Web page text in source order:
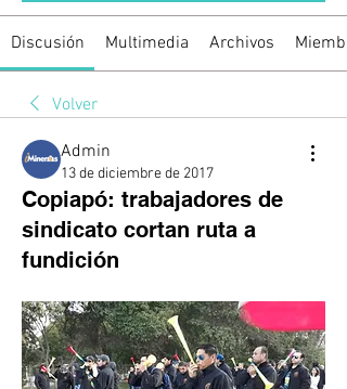
Discusión Multimedia Archivos
Volver
Admin
13 de diciembre de 2017
Copiapó: trabajadores de
sindicato cortan ruta a
fundición